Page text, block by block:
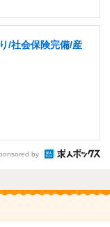
/社会保険完備/産
by